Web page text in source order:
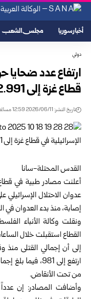
أخبار سوريا مجلس الشعب
دولي
ارتفاع عدد ضحايا
قطاع غزة إلى 72.991 قتيلاً و173.219 جريحاً
تاريخ النشر: 2026/06/11 12:59 مساءً
القدس المحتلة-سانا‏
أعلنت مصادر طبية في
إصابة، منذ بدء العدوان في
ونقلت وكالة الأنباء
إلى أن إجمالي القتلى
من تحت الأنقاض.‏
وأضافت المصادر: إن